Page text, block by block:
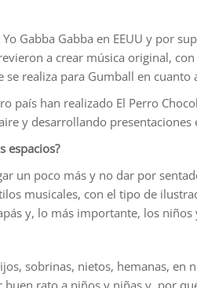
Gabba Gabba en EEUU y por
a crear música original,
realiza para Gumball en cuanto
país han realizado El Perro
y desarrollando presentaciones
espacios?
un poco más y no dar por
musicales, con el tipo de
y, lo más importante, los niños
sobrinas, nietos, hemanas, en
rato a niños y niñas y, por